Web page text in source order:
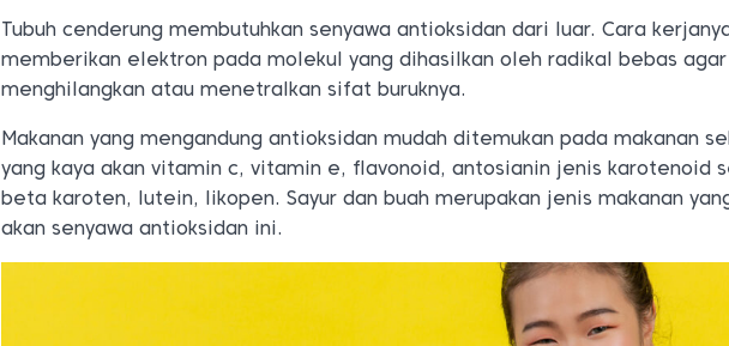
Tubuh cenderung membutuhkan senyawa antioksidan dari luar. Cara
memberikan elektron pada molekul yang dihasilkan oleh radikal bebas
menghilangkan atau menetralkan sifat buruknya.
Makanan yang mengandung antioksidan mudah ditemukan pada makanan
yang kaya akan vitamin c, vitamin e, flavonoid, antosianin jenis karotenoid
beta karoten, lutein, likopen. Sayur dan buah merupakan jenis makanan
akan senyawa antioksidan ini.